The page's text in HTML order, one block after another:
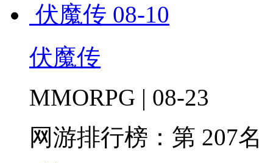
伏魔传 08-10
伏魔传
MMORPG | 08-23
网游排行榜： 第 207名